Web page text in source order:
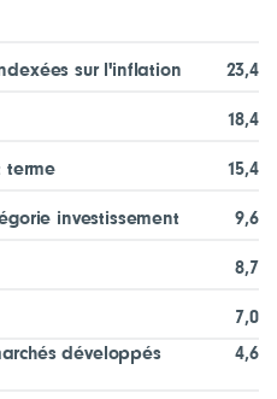
sur l'inflation 23,4
18,4
terme 15,4
investissement 9,6
8,7
7,0
développés
4,6